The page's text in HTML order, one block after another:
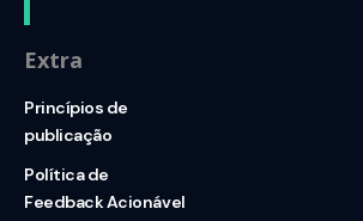
Extra
Princípios de
publicação
Política de
Feedback Acionável